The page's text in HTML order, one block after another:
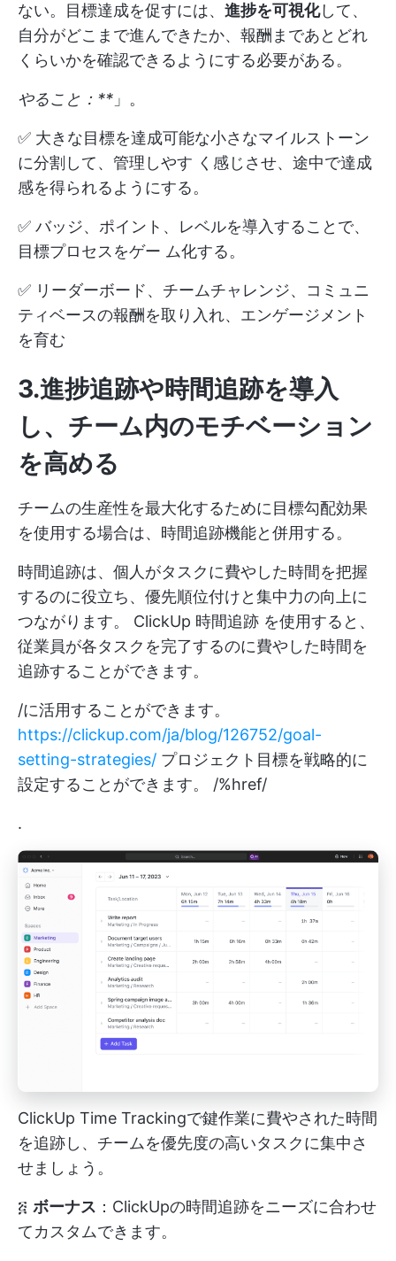
ない。目標達成を促すには、 進捗を可視化して、
自分がどこまで進んできたか、報酬まであとどれ
くらいかを確認できるようにする必要がある。
やること：** 」。
✅ 大きな目標を達成可能な小さなマイルストーン
に分割して、管理しやす く感じさせ、途中で達成
感を得られるようにする。
✅ バッジ、ポイント、レベルを導入することで、
目標プロセスをゲー ム化する。
✅ リーダーボード、チームチャレンジ、コミュニ
ティベースの報酬を取り入れ、エンゲージメント
を育む
3.進捗追跡や時間追跡を導入
し、チーム内のモチベーション
を高める
チームの生産性を最大化するために目標勾配効果
を使用する場合は、時間追跡機能と併用する。
時間追跡は、個人がタスクに費やした時間を把握
するのに役立ち、優先順位付けと集中力の向上に
つながります。 ClickUp 時間追跡 を使用すると、
従業員が各タスクを完了するのに費やした時間を
追跡することができます。
/に活用することができます。
https://clickup.com/ja/blog/126752/goal-
setting-strategies/ プロジェクト目標を戦略的に
設定することができます。 /%href/
.
ClickUp Time Trackingで鍵作業に費やされた時間
を追跡し、チームを優先度の高いタスクに集中さ
せましょう。
፭ ボーナス ：ClickUpの時間追跡をニーズに合わせ
てカスタムできます。